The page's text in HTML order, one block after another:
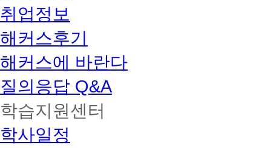
취업정보
해커스후기
해커스에 바란다
질의응답 Q&A
학습지원센터
학사일정